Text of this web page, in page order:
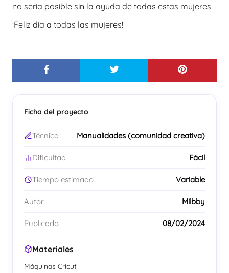
no sería posible sin la ayuda de todas estas mujeres.
¡Feliz día a todas las mujeres!
Ficha del proyecto
Técnica Manualidades (comunidad creativa)
Dificultad Fácil
Tiempo estimado Variable
Autor Milbby
Publicado 08/02/2024
Materiales
Máquinas Cricut